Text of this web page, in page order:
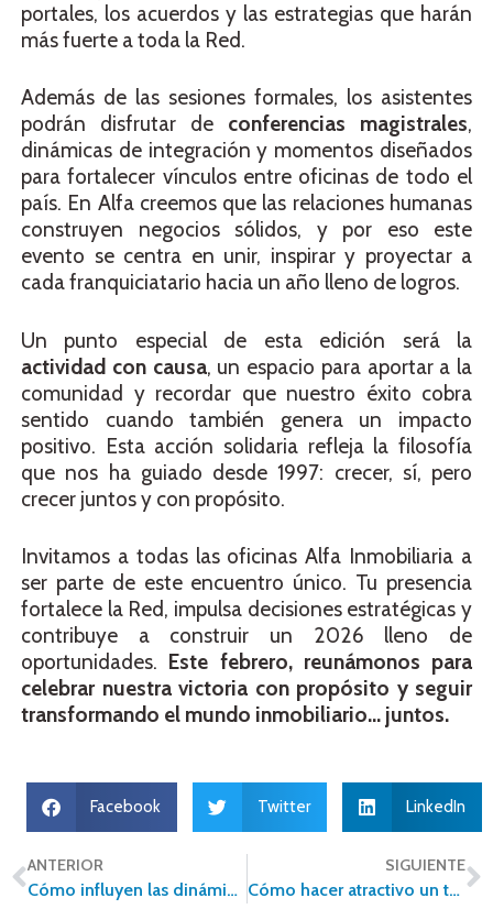
portales, los acuerdos y las estrategias que harán
más fuerte a toda la Red.
Además de las sesiones formales, los asistentes
podrán disfrutar de conferencias magistrales,
dinámicas de integración y momentos diseñados
para fortalecer vínculos entre oficinas de todo el
país. En Alfa creemos que las relaciones humanas
construyen negocios sólidos, y por eso este
evento se centra en unir, inspirar y proyectar a
cada franquiciatario hacia un año lleno de logros.
Un punto especial de esta edición será la
actividad con causa, un espacio para aportar a la
comunidad y recordar que nuestro éxito cobra
sentido cuando también genera un impacto
positivo. Esta acción solidaria refleja la filosofía
que nos ha guiado desde 1997: crecer, sí, pero
crecer juntos y con propósito.
Invitamos a todas las oficinas Alfa Inmobiliaria a
ser parte de este encuentro único. Tu presencia
fortalece la Red, impulsa decisiones estratégicas y
contribuye a construir un 2026 lleno de
oportunidades. Este febrero, reunámonos para
celebrar nuestra victoria con propósito y seguir
transformando el mundo inmobiliario… juntos.
Facebook Twitter LinkedIn
ANTERIOR
Cómo influyen las dinámicas familiares en el mercado inmobiliario
SIGUIENTE
Cómo hacer atractivo un terreno para su venta: claves para destacar un espacio sin construir